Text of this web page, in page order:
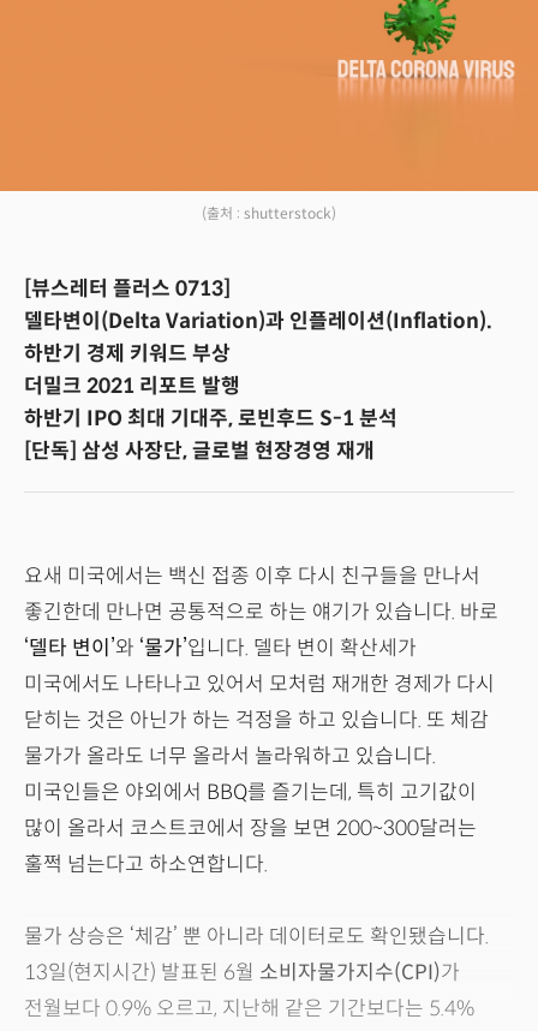
(출처 : shutterstock)
[뷰스레터 플러스 0713]
델타변이(Delta Variation)과 인플레이션(Inflation).
하반기 경제 키워드 부상
더밀크 2021 리포트 발행
하반기 IPO 최대 기대주, 로빈후드 S-1 분석
[단독] 삼성 사장단, 글로벌 현장경영 재개
요새 미국에서는 백신 접종 이후 다시 친구들을 만나서
좋긴한데 만나면 공통적으로 하는 얘기가 있습니다. 바로
‘델타 변이’와 ‘물가’입니다. 델타 변이 확산세가
미국에서도 나타나고 있어서 모처럼 재개한 경제가 다시
닫히는 것은 아닌가 하는 걱정을 하고 있습니다. 또 체감
물가가 올라도 너무 올라서 놀라워하고 있습니다.
미국인들은 야외에서 BBQ를 즐기는데, 특히 고기값이
많이 올라서 코스트코에서 장을 보면 200~300달러는
훌쩍 넘는다고 하소연합니다.
물가 상승은 ‘체감’ 뿐 아니라 데이터로도 확인됐습니다.
13일(현지시간) 발표된 6월 소비자물가지수(CPI)가
전월보다 0.9% 오르고, 지난해 같은 기간보다는 5.4%